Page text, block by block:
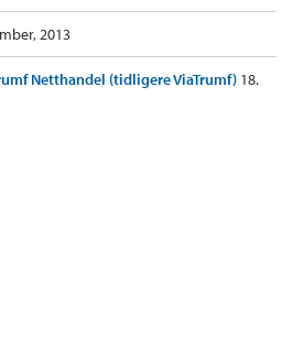
2013
Netthandel (tidligere ViaTrumf) 18.